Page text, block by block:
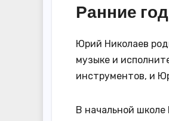
Ранние
Юрий Николаев
музыке и
инструментов, и
В начальной